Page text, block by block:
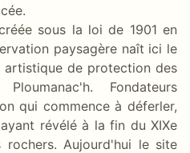
sous la loi de 1901 en
paysagère naît ici le
artistique de protection des
Fondateurs
qui commence à déferler,
révélé à la fin du XIXe
Aujourd'hui le site